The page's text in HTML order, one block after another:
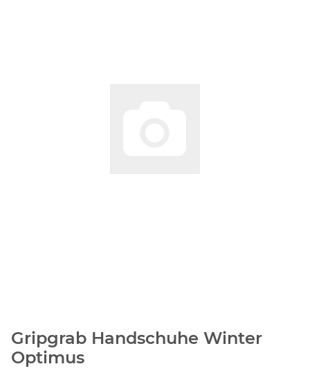
Gripgrab Handschuhe Winter
Optimus